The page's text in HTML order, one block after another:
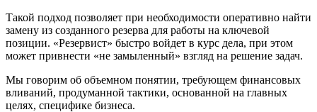
Такой подход позволяет при необходимости оперативно найти
замену из созданного резерва для работы на ключевой
позиции. «Резервист» быстро войдет в курс дела, при этом
может привнести «не замыленный» взгляд на решение задач.
Мы говорим об объемном понятии, требующем финансовых
вливаний, продуманной тактики, основанной на главных
целях, специфике бизнеса.